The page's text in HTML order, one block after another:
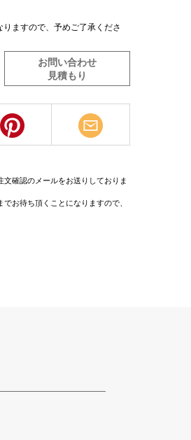
ますので、予めご了承くださ
お問い合わせ
見積もり
確認のメールをお送りしておりま
お待ち頂くことになりますので、